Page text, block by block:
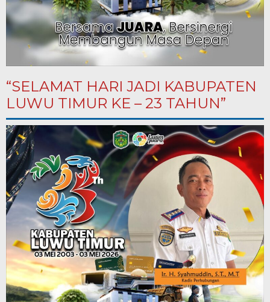
“SELAMAT HARI JADI KABUPATEN
LUWU TIMUR KE – 23 TAHUN”